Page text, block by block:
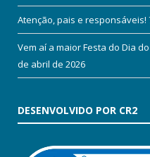
Atenção, pais e responsáveis!
Vem aí a maior Festa do Dia
de abril de 2026
DESENVOLVIDO POR CR2